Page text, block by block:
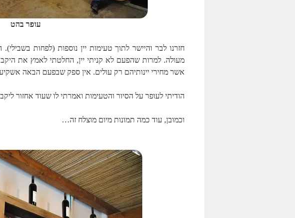
עופר בהט
חזרנו לבר והיישר לתוך טעימות יין נוספות (לפחות
מעולה. למרות שהפעם לא קניתי יין, החלטתי לאמץ את היקב
אשר מחירי יינותיהם רק עולים. אין ספק שבפעם הבאה
הודיתי לעופר על הסיור והטעימות ואמרתי לו שעוד אחזור
וכמובן, עוד כמה תמונות מיום מוצלח זה…